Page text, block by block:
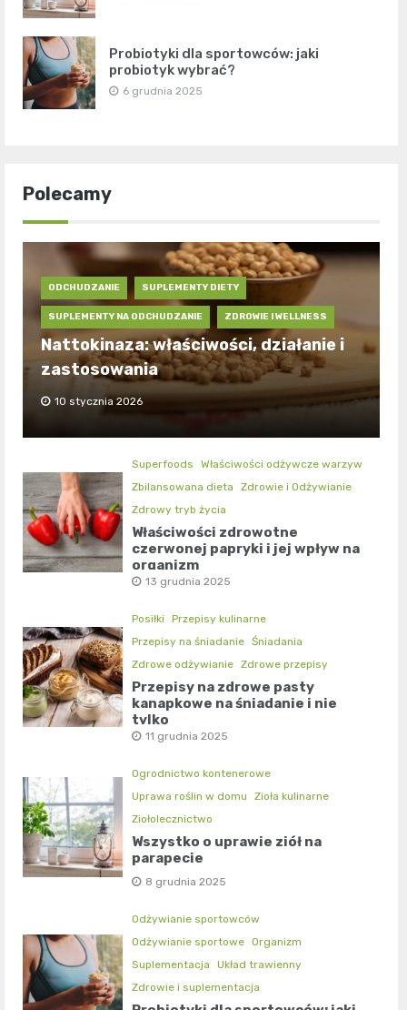
Probiotyki dla sportowców: jaki
probiotyk wybrać?
6 grudnia 2025
Polecamy
ODCHUDZANIE SUPLEMENTY DIETY
SUPLEMENTY NA ODCHUDZANIE ZDROWIE I WELLNESS
Nattokinaza: właściwości, działanie i
zastosowania
10 stycznia 2026
Superfoods
Właściwości odżywcze warzyw
Zbilansowana dieta
Zdrowie i Odżywianie
Zdrowy tryb życia
Właściwości zdrowotne
czerwonej papryki i jej wpływ na
organizm
13 grudnia 2025
Posiłki
Przepisy kulinarne
Przepisy na śniadanie Śniadania
Zdrowe odżywianie Zdrowe przepisy
Przepisy na zdrowe pasty
kanapkowe na śniadanie i nie
tylko
11 grudnia 2025
Ogrodnictwo kontenerowe
Uprawa roślin w domu
Zioła kulinarne
Ziołolecznictwo
Wszystko o uprawie ziół na
parapecie
8 grudnia 2025
Odżywianie sportowców
Odżywianie sportowe Organizm
Suplementacja
Układ trawienny
Zdrowie i suplementacja